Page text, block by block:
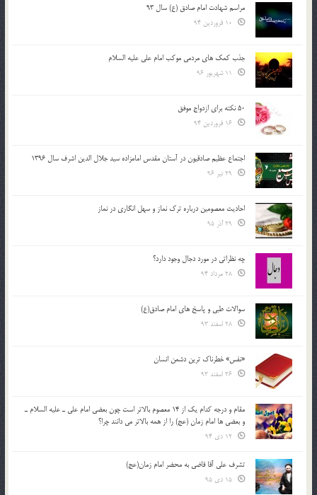
مراسم شهادت امام صادق (ع) سال 93
جذب کمک های مردمی موکب امام علی علیه السلام
50 نکته برای ازدواج موفق
اجتماع عظیم صادقیون در آستان مقدس امامزاده سید جلال الدین اشرف سال 1396
احادیث معصومین درباره ترک نماز و سهل انگاری در نماز
چه نظراتی در مورد دجال وجود دارد؟
سوالات طبی و پاسخ های امام صادق(ع)
«نفس» خطرناک ترین دشمن انسان
مقام و درجه كدام يك از 14 معصوم بالاتر است چون بعضي امام علي ـ عليه السلام ـ
و بعضي ها امام زمان (عج) را از همه بالاتر مي دانند چرا؟
تشرف علي آقا قاضي به محضر امام زمان(عج)